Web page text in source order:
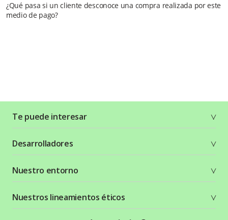
¿Qué pasa si un cliente desconoce una compra realizada por este
medio de pago?
Te puede interesar
Planes y tarifas
Crea tu cuenta
Seguridad
Términos y condiciones
Política de privacidad
Desarrolladores
Recursos gráficos
Status Page
Nuestro entorno
¿Qué es Wompi?
Wiki Wompi
Nuestros lineamientos éticos